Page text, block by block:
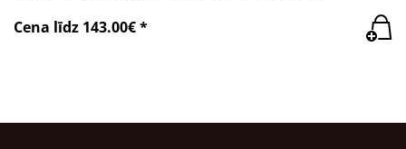
Cena līdz 143.00€ *